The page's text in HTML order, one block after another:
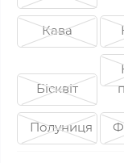
Кава
Бісквіт
Полуниця